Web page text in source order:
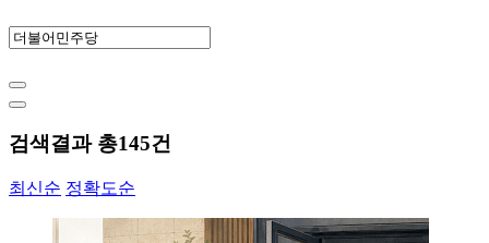
검색결과 총145건
최신순 정확도순